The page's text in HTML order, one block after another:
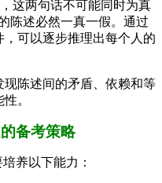
这两句话不可能同时为真
陈述必然一真一假。通过
可以逐步推理出每个人的
现陈述间的矛盾、依赖和等
。
备考策略
养以下能力：